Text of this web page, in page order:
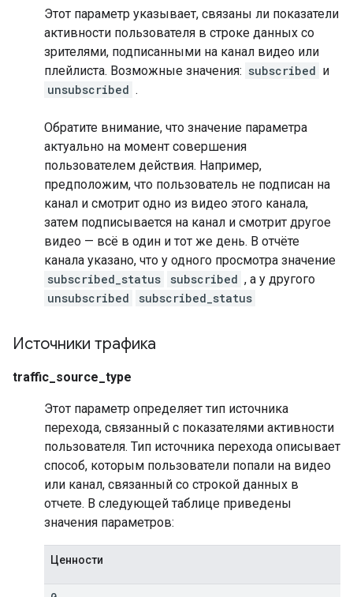
Этот параметр указывает, связаны ли показатели
активности пользователя в строке данных со
зрителями, подписанными на канал видео или
плейлиста. Возможные значения: subscribed и
unsubscribed .
Обратите внимание, что значение параметра
актуально на момент совершения
пользователем действия. Например,
предположим, что пользователь не подписан на
канал и смотрит одно из видео этого канала,
затем подписывается на канал и смотрит другое
видео — всё в один и тот же день. В отчёте
канала указано, что у одного просмотра значение
subscribed_status
subscribed , а у другого
unsubscribed
subscribed_status
Источники трафика
traffic_source_type
Этот параметр определяет тип источника
перехода, связанный с показателями активности
пользователя. Тип источника перехода описывает
способ, которым пользователи попали на видео
или канал, связанный со строкой данных в
отчете. В следующей таблице приведены
значения параметров:
Ценности